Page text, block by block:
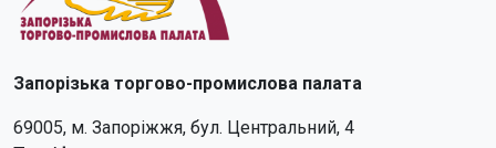
Запорізька торгово-промислова палата
69005, м. Запоріжжя, бул. Центральний, 4